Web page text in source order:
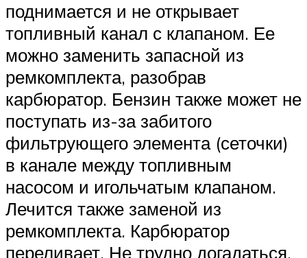
поднимается и не открывает
топливный канал с клапаном. Ее
можно заменить запасной из
ремкомплекта, разобрав
карбюратор. Бензин также может не
поступать из-за забитого
фильтрующего элемента (сеточки)
в канале между топливным
насосом и игольчатым клапаном.
Лечится также заменой из
ремкомплекта. Карбюратор
переливает. Не трудно догадаться,